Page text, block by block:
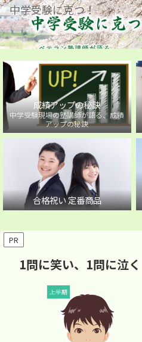
中学受験に克つ！
成績アップの秘訣
中学受験現場の塾講師が語る、成績
アップの秘訣
合格祝い 定番商品
PR
1問に笑い、1問に泣く
上半期